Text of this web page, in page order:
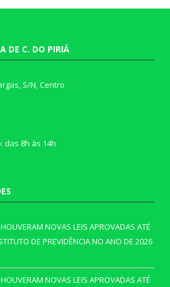
DE C. DO PIRIÁ
S/N, Centro
das 8h às 14h
NOVAS LEIS APROVADAS ATÉ
DE PREVIDÊNCIA NO ANO DE 2026
NOVAS LEIS APROVADAS ATÉ